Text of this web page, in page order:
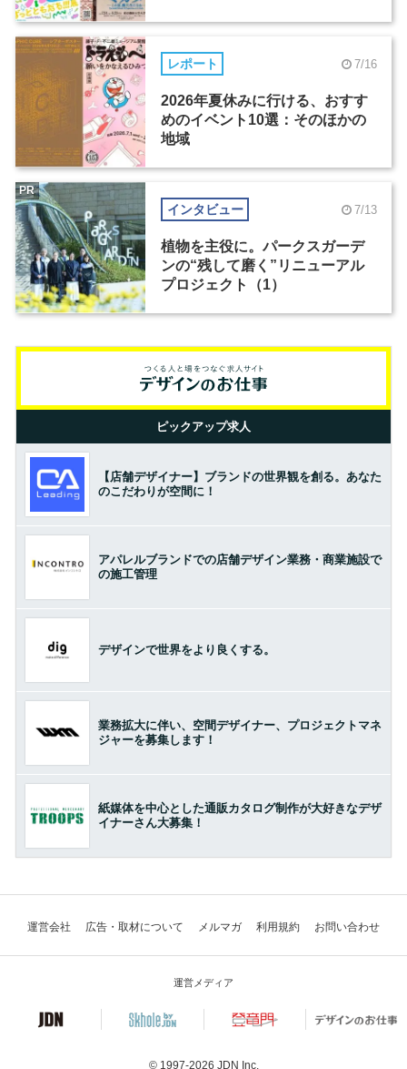
レポート 7/16
2026年夏休みに行ける、おすす
めのイベント10選：そのほかの
地域
インタビュー 7/13
植物を主役に。パークスガーデ
ンの“残して磨く”リニューアル
プロジェクト（1）
PR
ピックアップ求人
【店舗デザイナー】ブランドの世界観を創る。あなた
のこだわりが空間に！
アパレルブランドでの店舗デザイン業務・商業施設で
の施工管理
デザインで世界をより良くする。
業務拡大に伴い、空間デザイナー、プロジェクトマネ
ジャーを募集します！
紙媒体を中心とした通販カタログ制作が大好きなデザ
イナーさん大募集！
運営会社 広告・取材について メルマガ 利用規約 お問い合わせ
運営メディア
© 1997-2026 JDN Inc.